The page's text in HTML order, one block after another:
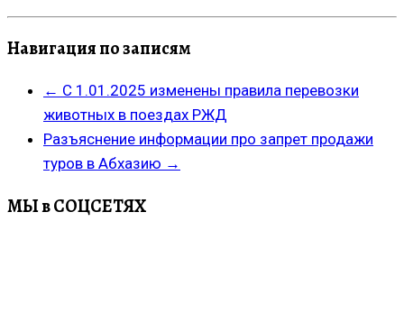
Навигация по записям
← С 1.01.2025 изменены правила перевозки
животных в поездах РЖД
Разъяснение информации про запрет продажи
туров в Абхазию →
МЫ в СОЦСЕТЯХ